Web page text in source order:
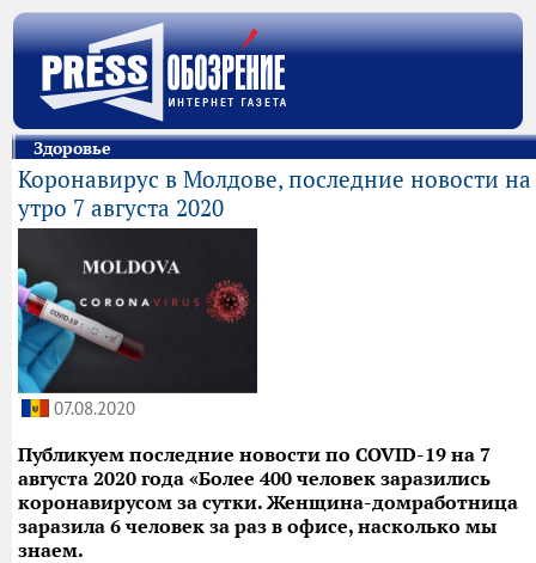
Здоровье
Коронавирус в Молдове, последние новости на
утро 7 августа 2020
07.08.2020
Публикуем последние новости по COVID-19 на 7
августа 2020 года «Более 400 человек заразились
коронавирусом за сутки. Женщина-домработница
заразила 6 человек за раз в офисе, насколько мы
знаем.